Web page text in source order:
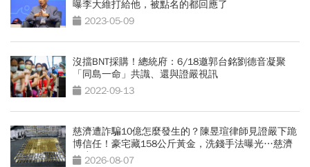
曝李大維打給他，被點名的都回應了
2023-05-09
沒擋BNT採購！總統府：6/18邀郭台銘劉德音凝聚
「同島一命」共識、還與證嚴視訊
2022-09-13
慈濟遭詐騙10億怎麼發生的？陳昱瑄律師見證嚴下跪
博信任！豪宅藏158公斤黃金，洗錢手法曝光…慈濟
回應了
2026-08-07